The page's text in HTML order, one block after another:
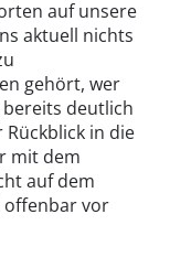
auf unsere
aktuell nichts
gehört, wer
deutlich
Rückblick in die
mit dem
auf dem
offenbar vor